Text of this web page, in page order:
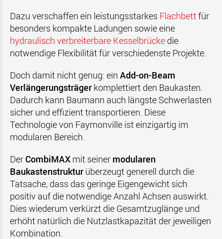
Dazu verschaffen ein leistungsstarkes Flachbettfür
besonders kompakte Ladungen sowie eine
hydraulisch verbreiterbare Kesselbrücke die
notwendige Flexibilität für verschiedenste Projekte.
Doch damit nicht genug: ein Add-on-Beam
Verlängerungsträger komplettiert den Baukasten.
Dadurch kann Baumann auch längste Schwerlasten
sicher und effizient transportieren. Diese
Technologie von Faymonville ist einzigartig im
modularen Bereich.
Der CombiMAX mit seiner modularen
Baukastenstruktur überzeugt generell durch die
Tatsache, dass das geringe Eigengewicht sich
positiv auf die notwendige Anzahl Achsen auswirkt.
Dies wiederum verkürzt die Gesamtzuglänge und
erhöht natürlich die Nutzlastkapazität der jeweiligen
Kombination.